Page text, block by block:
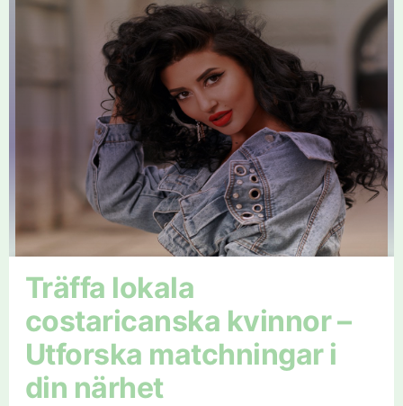
Träffa lokala
costaricanska kvinnor –
Utforska matchningar i
din närhet